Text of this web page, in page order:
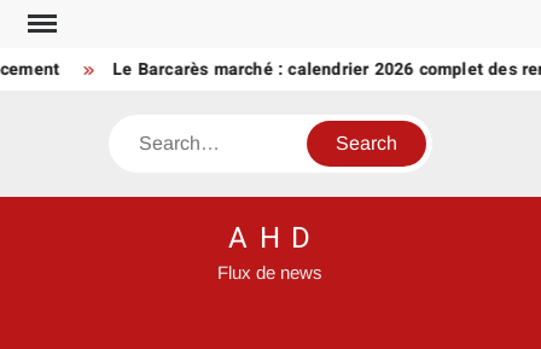
Skip
content
Le Barcarès marché : calendrier 2026 complet des
Search
A H D
Flux de news